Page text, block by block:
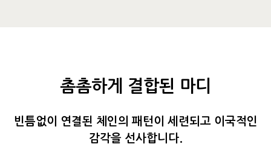
촘촘하게 결합된 마디
빈틈없이 연결된 체인의 패턴이 세련되고 이국적인
감각을 선사합니다.